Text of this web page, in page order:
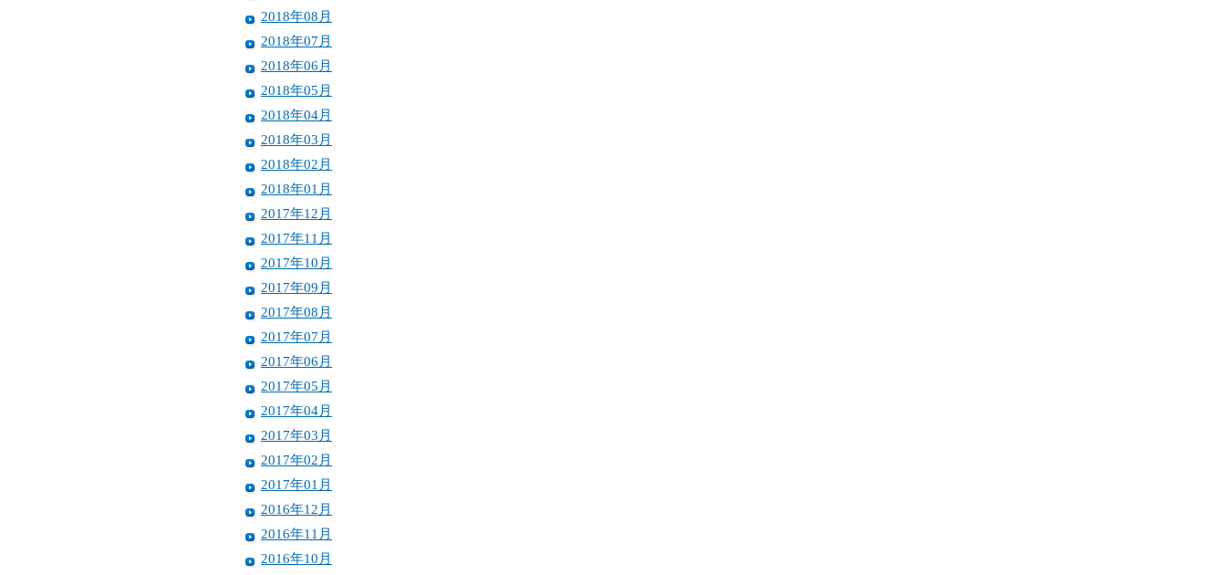
2018年08月
2018年07月
2018年06月
2018年05月
2018年04月
2018年03月
2018年02月
2018年01月
2017年12月
2017年11月
2017年10月
2017年09月
2017年08月
2017年07月
2017年06月
2017年05月
2017年04月
2017年03月
2017年02月
2017年01月
2016年12月
2016年11月
2016年10月